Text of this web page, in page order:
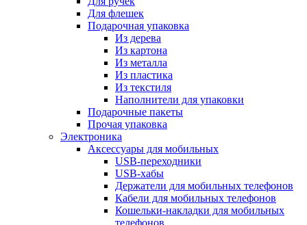
Для флешек
Подарочная упаковка
Из дерева
Из картона
Из металла
Из пластика
Из текстиля
Наполнители для упаковки
Подарочные пакеты
Прочая упаковка
Электроника
Аксессуары для мобильных
USB-переходники
USB-хабы
Держатели для мобильных телефонов
Кабели для мобильных телефонов
Кошельки-накладки для мобильных
телефонов